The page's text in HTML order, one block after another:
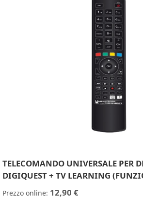
TELECOMANDO UNIVERSALE PER
DIGIQUEST + TV LEARNING
Prezzo online: 12,90 €